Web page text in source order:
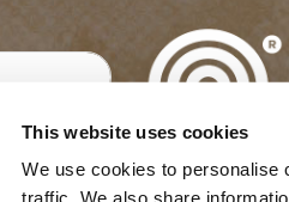
This website uses cookies
We use cookies to personalise
traffic. We also share
©2025 Tourism Golden |